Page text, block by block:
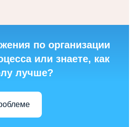
по организации
или знаете, как
лучше?